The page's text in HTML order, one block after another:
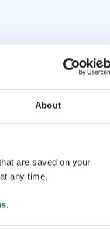
About
are saved on your
any time.
.